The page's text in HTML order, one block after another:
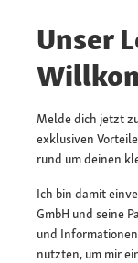
Unser
Melde dich jetzt
exklusiven
rund um deinen
Ich bin damit
GmbH und seine
und
nutzten, um mir